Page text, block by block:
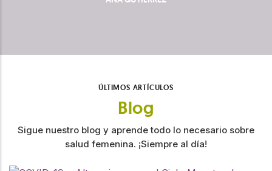
ÚLTIMOS ARTÍCULOS
Blog
Sigue nuestro blog y aprende todo lo necesario sobre
salud femenina. ¡Siempre al día!